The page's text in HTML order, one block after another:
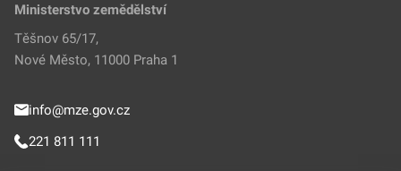
Ministerstvo zemědělství
Těšnov 65/17,
Nové Město, 11000 Praha 1
info@mze.gov.cz
221 811 111